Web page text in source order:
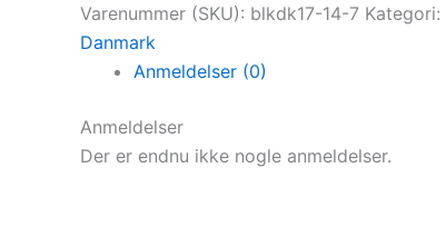
Varenummer (SKU): blkdk17-14-7 Kategori:
Danmark
Anmeldelser (0)
Anmeldelser
Der er endnu ikke nogle anmeldelser.